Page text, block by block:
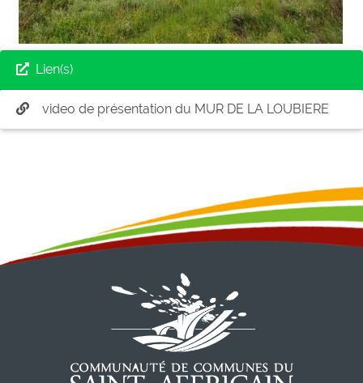
Lien(s)
video de présentation du MUR DE LA LOUBIERE